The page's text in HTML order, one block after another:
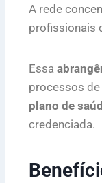
A rede
profissionais
Essa
processos
plano de
credenciada.